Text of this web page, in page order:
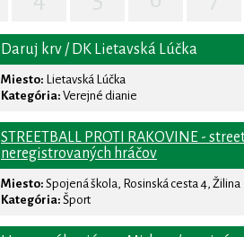
Daruj krv / DK Lietavská Lúčka
Miesto: Lietavská Lúčka
Kategória: Verejné dianie
STREETBALL PROTI RAKOVINE -
neregistrovaných hráčov
Miesto: Spojená škola, Rosinská cesta 4, Žilina
Kategória: Šport